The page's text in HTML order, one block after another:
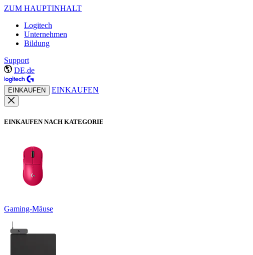
ZUM HAUPTINHALT
Logitech
Unternehmen
Bildung
Support
DE,de
EINKAUFEN EINKAUFEN
EINKAUFEN NACH KATEGORIE
Gaming-Mäuse